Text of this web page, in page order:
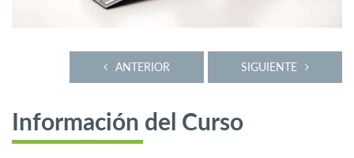
SIGUIENTE
ANTERIOR
Información del Curso